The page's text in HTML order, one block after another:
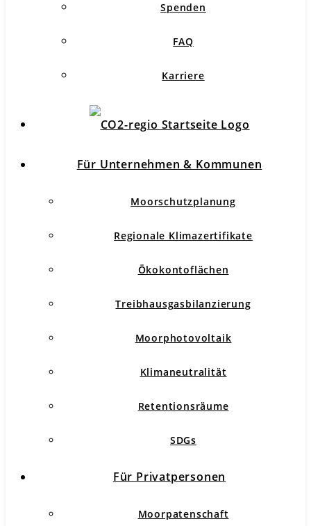
Spenden
FAQ
Karriere
Für Unternehmen & Kommunen
Moorschutzplanung
Regionale Klimazertifikate
Ökokontoflächen
Treibhausgasbilanzierung
Moorphotovoltaik
Klimaneutralität
Retentionsräume
SDGs
Für Privatpersonen
Moorpatenschaft